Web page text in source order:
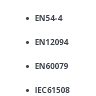
EN54-4
EN12094
EN60079
IEC61508